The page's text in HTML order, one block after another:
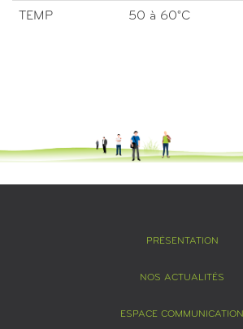
TEMP 50 à 60°C
PRÉSENTATION
NOS ACTUALITÉS
ESPACE COMMUNICATION